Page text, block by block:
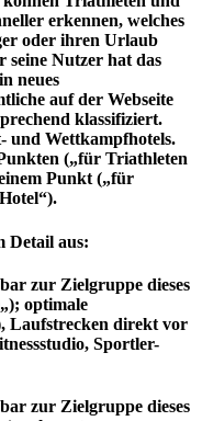
erkennen, welches
oder ihren Urlaub
seine Nutzer hat das
neues
auf der Webseite
klassifiziert.
und Wettkampfhotels.
(„für Triathleten
Punkt („für
Detail aus:
zur Zielgruppe dieses
„); optimale
Laufstrecken direkt vor
Sportler-
zur Zielgruppe dieses